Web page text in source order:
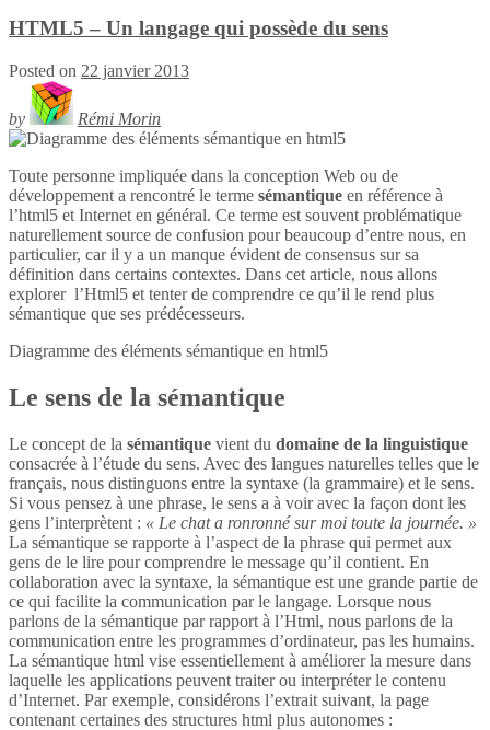
HTML5 – Un langage qui possède du sens
Posted on 22 janvier 2013
by Rémi Morin
Toute personne impliquée dans la conception Web ou de
développement a rencontré le terme sémantique en référence à
l’html5 et Internet en général. Ce terme est souvent problématique
naturellement source de confusion pour beaucoup d’entre nous, en
particulier, car il y a un manque évident de consensus sur sa
définition dans certains contextes. Dans cet article, nous allons
explorer l’Html5 et tenter de comprendre ce qu’il le rend plus
sémantique que ses prédécesseurs.
Diagramme des éléments sémantique en html5
Le sens de la sémantique
Le concept de la sémantique vient du domaine de la linguistique
consacrée à l’étude du sens. Avec des langues naturelles telles que le
français, nous distinguons entre la syntaxe (la grammaire) et le sens.
Si vous pensez à une phrase, le sens a à voir avec la façon dont les
gens l’interprètent : « Le chat a ronronné sur moi toute la journée. »
La sémantique se rapporte à l’aspect de la phrase qui permet aux
gens de le lire pour comprendre le message qu’il contient. En
collaboration avec la syntaxe, la sémantique est une grande partie de
ce qui facilite la communication par le langage. Lorsque nous
parlons de la sémantique par rapport à l’Html, nous parlons de la
communication entre les programmes d’ordinateur, pas les humains.
La sémantique html vise essentiellement à améliorer la mesure dans
laquelle les applications peuvent traiter ou interpréter le contenu
d’Internet. Par exemple, considérons l’extrait suivant, la page
contenant certaines des structures html plus autonomes :